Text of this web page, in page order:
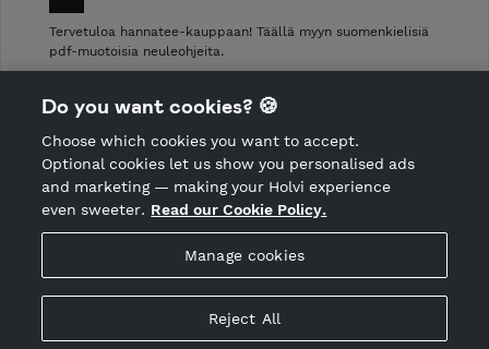
Hosted by Holvi
Holvi Payment Services Ltd is regulated by the Financial
Tervetuloa hannatee-kauppaan! Täällä myyn suomenkielisiä
pdf-muotoisia neuleohjeita.
Shop privacy policy
CANCEL ORDER
Do you want cookies? 🍪
Choose which cookies you want to accept.
Optional cookies let us show you personalised ads
and marketing — making your Holvi experience
even sweeter. Read our Cookie Policy.
Manage cookies
Reject All